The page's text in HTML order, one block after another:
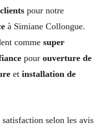
pour notre
à Simiane Collongue.
comme super
pour ouverture de
et installation de
satisfaction selon les avis